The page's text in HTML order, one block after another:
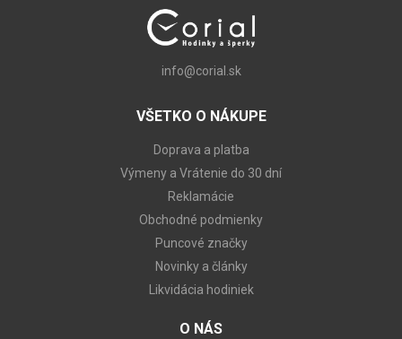
info@corial.sk
VŠETKO O NÁKUPE
Doprava a platba
Výmeny a Vrátenie do 30 dní
Reklamácie
Obchodné podmienky
Puncové značky
Novinky a články
Likvidácia hodiniek
O NÁS